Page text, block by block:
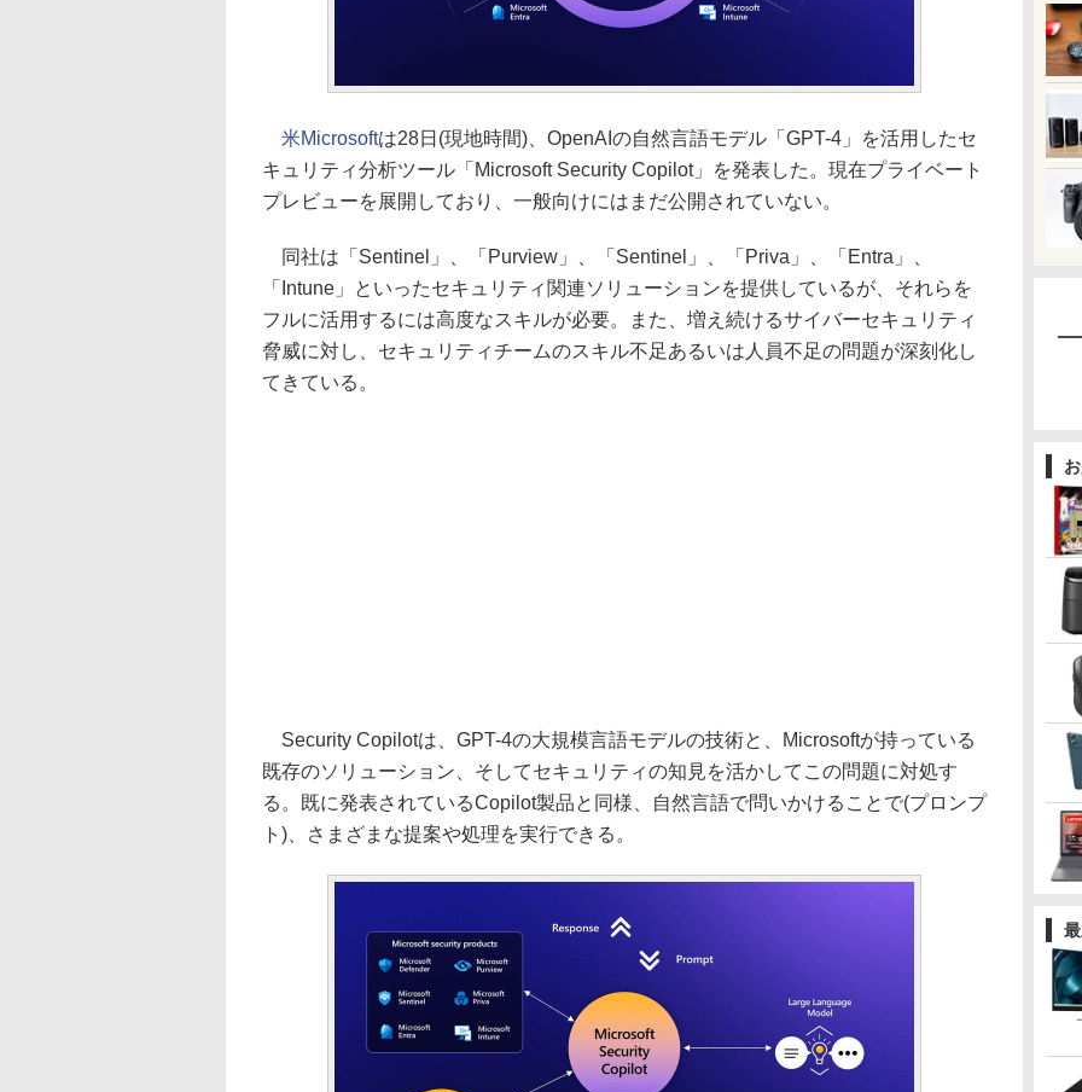
米Microsoftは28日(現地時間)、OpenAIの自然言語モデル「GPT-4」を活用したセ
キュリティ分析ツール「Microsoft Security Copilot」を発表した。現在プライベート
プレビューを展開しており、一般向けにはまだ公開されていない。
同社は「Sentinel」、「Purview」、「Sentinel」、「Priva」、「Entra」、
「Intune」といったセキュリティ関連ソリューションを提供しているが、それらを
フルに活用するには高度なスキルが必要。また、増え続けるサイバーセキュリティ
脅威に対し、セキュリティチームのスキル不足あるいは人員不足の問題が深刻化し
てきている。
Security Copilotは、GPT-4の大規模言語モデルの技術と、Microsoftが持っている
既存のソリューション、そしてセキュリティの知見を活かしてこの問題に対処す
る。既に発表されているCopilot製品と同様、自然言語で問いかけることで(プロンプ
ト)、さまざまな提案や処理を実行できる。